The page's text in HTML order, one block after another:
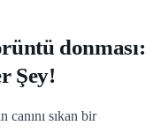
donması:
Şey!
canını sıkan bir